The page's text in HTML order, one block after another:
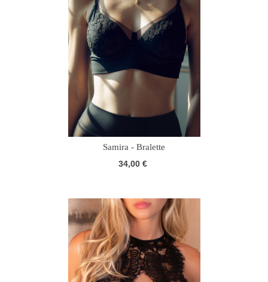
Samira - Bralette
34,00 €